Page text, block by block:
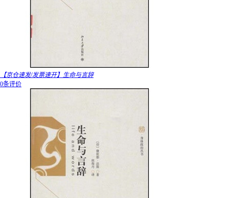
【京仓速发/发票速开】生命与言辞
0条评价